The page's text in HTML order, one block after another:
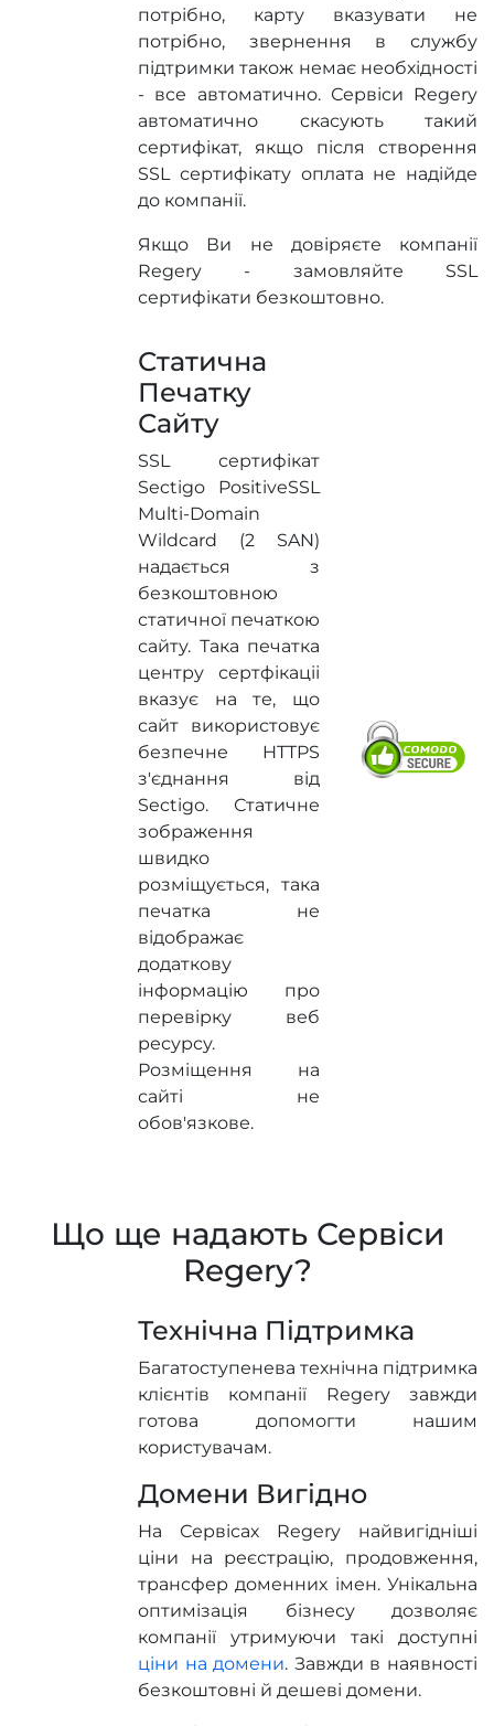
потрібно, карту вказувати не
потрібно, звернення в службу
підтримки також немає необхідності
- все автоматично. Сервіси Regery
автоматично скасують такий
сертифікат, якщо після створення
SSL сертифікату оплата не надійде
до компанії.
Якщо Ви не довіряєте компанії
Regery - замовляйте SSL
сертифікати безкоштовно.
Статична
Печатку
Сайту
SSL сертифікат
Sectigo PositiveSSL
Multi-Domain
Wildcard (2 SAN)
надається з
безкоштовною
статичної печаткою
сайту. Така печатка
центру сертфікаціі
вказує на те, що
сайт використовує
безпечне HTTPS
з'єднання від
Sectigo. Статичне
зображення
швидко
розміщується, така
печатка не
відображає
додаткову
інформацію про
перевірку веб
ресурсу.
Розміщення на
сайті не
обов'язкове.
Що ще надають Сервіси
Regery?
Технічна Підтримка
Багатоступенева технічна підтримка
клієнтів компанії Regery завжди
готова допомогти нашим
користувачам.
Домени Вигідно
На Сервісах Regery найвигідніші
ціни на реєстрацію, продовження,
трансфер доменних імен. Унікальна
оптимізація бізнесу дозволяє
компанії утримуючи такі доступні
ціни на домени. Завжди в наявності
безкоштовні й дешеві домени.